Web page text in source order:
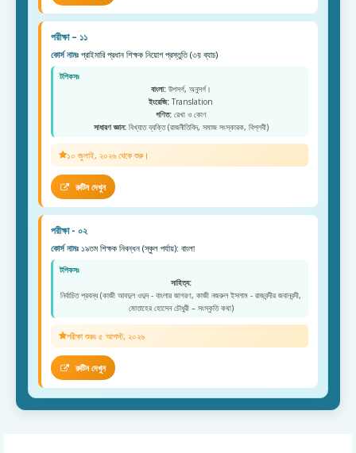
পরীক্ষা – ১১
কোর্স নামঃ প্রাইমারি প্রধান শিক্ষক নিয়োগ প্রস্তুতি (৩য় ব্যাচ)
টপিকসঃ
বাংলা:উপসর্গ, অনুসর্গ।
ইংরেজি: Translation
গণিত:রেখা ও কোণ
সাধারণ জ্ঞান:বিখ্যাত ব্যক্তি (রাজনীতিবিদ, সমাজ সংস্কারক, বিপ্লবী)
১০ জুলাই, ২০২৬ থেকে শুরু।
রুটিন দেখুন
পরীক্ষা - ০২
কোর্স নামঃ ১৯তম শিক্ষক নিবন্ধন (স্কুল পর্যায়): বাংলা
টপিকসঃ
সাহিত্য:
নির্বাচিত প্রবন্ধ (কাজী আবদুল ওদুদ - বাংলার জাগরণ, কাজী নজরুল ইসলাম - রাজবন্দীর জবানবন্দী,
মোতাহের হোসেন চৌধুরী – সংস্কৃতি কথা)
পরীক্ষা শুরুঃ ৫ আগস্ট, ২০২৬
রুটিন দেখুন